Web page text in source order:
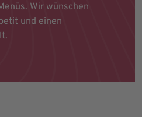
Wir wünschen
und einen